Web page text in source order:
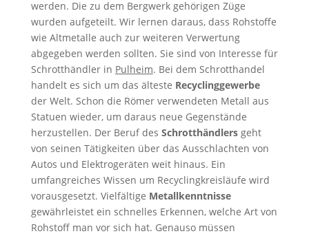
werden. Die zu dem Bergwerk gehörigen Züge
wurden aufgeteilt. Wir lernen daraus, dass Rohstoffe
wie Altmetalle auch zur weiteren Verwertung
abgegeben werden sollten. Sie sind von Interesse für
Schrotthändler in Pulheim. Bei dem Schrotthandel
handelt es sich um das älteste Recyclinggewerbe
der Welt. Schon die Römer verwendeten Metall aus
Statuen wieder, um daraus neue Gegenstände
herzustellen. Der Beruf des Schrotthändlersgeht
von seinen Tätigkeiten über das Ausschlachten von
Autos und Elektrogeräten weit hinaus. Ein
umfangreiches Wissen um Recyclingkreisläufe wird
vorausgesetzt. Vielfältige Metallkenntnisse
gewährleistet ein schnelles Erkennen, welche Art von
Rohstoff man vor sich hat. Genauso müssen